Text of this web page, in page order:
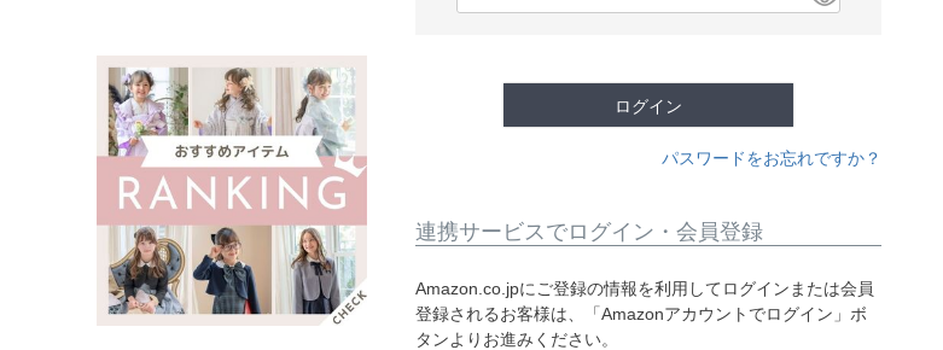
ログイン
パスワードをお忘れですか？
連携サービスでログイン・会員登録
Amazon.co.jpにご登録の情報を利用してログインまたは会員
登録されるお客様は、「Amazonアカウントでログイン」ボ
タンよりお進みください。